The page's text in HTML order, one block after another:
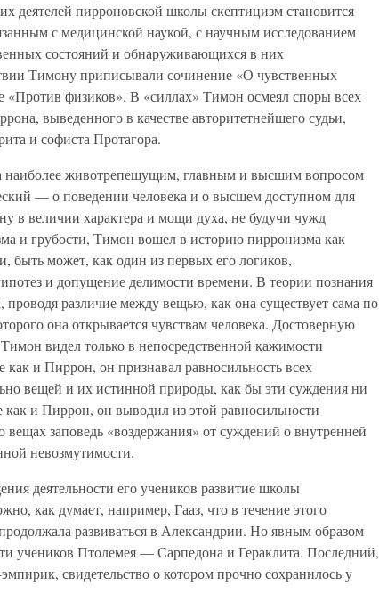
деятелей пирроновской школы скептицизм становится
с медицинской наукой, с научным исследованием
состояний и обнаруживающихся в них
Тимону приписывали сочинение «О чувственных
«Против физиков». В «силлах» Тимон осмеял споры всех
выведенного в качестве авторитетнейшего судьи,
и софиста Протагора.
животрепещущим, главным и высшим вопросом
— о поведении человека и о высшем доступном для
в величии характера и мощи духа, не будучи чужд
и грубости, Тимон вошел в историю пирронизма как
быть может, как один из первых его логиков,
и допущение делимости времени. В теории познания
различие между вещью, как она существует сама по
она открывается чувствам человека. Достоверную
видел только в непосредственной кажимости
как и Пиррон, он признавал равносильность всех
вещей и их истинной природы, как бы эти суждения ни
и Пиррон, он выводил из этой равносильности
заповедь «воздержания» от суждений о внутренней
невозмутимости.
деятельности его учеников развитие школы
как думает, например, Гааз, что в течение этого
развиваться в Александрии. Но явным образом
учеников Птолемея — Сарпедона и Гераклита. Последний,
свидетельство о котором прочно сохранилось у